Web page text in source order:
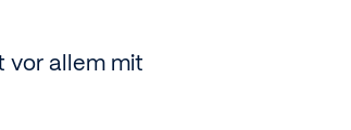
vor allem mit